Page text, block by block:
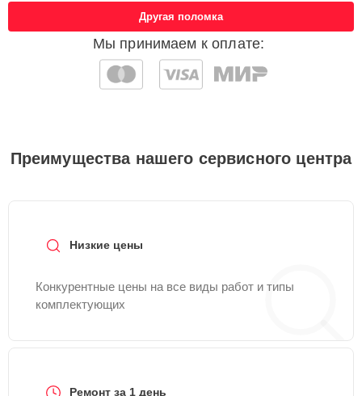
Мы принимаем к оплате:
Другая поломка
Преимущества нашего сервисного центра
Низкие цены
Конкурентные цены на все виды работ и типы
комплектующих
Ремонт за 1 день